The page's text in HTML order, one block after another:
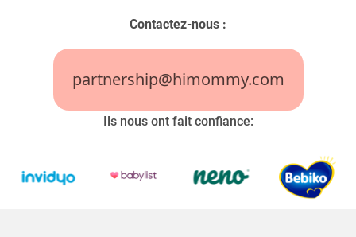
Contactez-nous :
partnership@himommy.com
Ils nous ont fait confiance: